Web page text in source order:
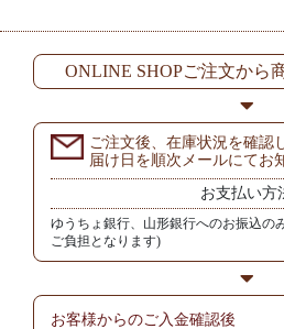
ONLINE SHOPご注文から
ご注文後、在庫状況を確認
届け日を順次メールにてお
お支払い方
ゆうちょ銀行、山形銀行へのお振込の
ご負担となります)
お客様からのご入金確認後